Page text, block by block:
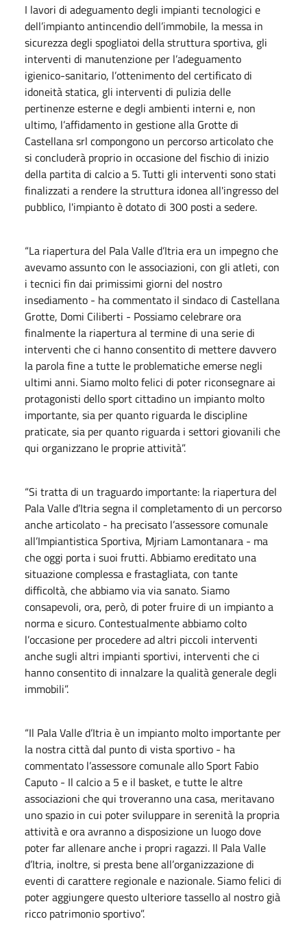
I lavori di adeguamento degli impianti tecnologici e
dell’impianto antincendio dell’immobile, la messa in
sicurezza degli spogliatoi della struttura sportiva, gli
interventi di manutenzione per l’adeguamento
igienico-sanitario, l’ottenimento del certificato di
idoneità statica, gli interventi di pulizia delle
pertinenze esterne e degli ambienti interni e, non
ultimo, l’affidamento in gestione alla Grotte di
Castellana srl compongono un percorso articolato che
si concluderà proprio in occasione del fischio di inizio
della partita di calcio a 5. Tutti gli interventi sono stati
finalizzati a rendere la struttura idonea all'ingresso del
pubblico, l'impianto è dotato di 300 posti a sedere.
“La riapertura del Pala Valle d’Itria era un impegno che
avevamo assunto con le associazioni, con gli atleti, con
i tecnici fin dai primissimi giorni del nostro
insediamento - ha commentato il sindaco di Castellana
Grotte, Domi Ciliberti - Possiamo celebrare ora
finalmente la riapertura al termine di una serie di
interventi che ci hanno consentito di mettere davvero
la parola fine a tutte le problematiche emerse negli
ultimi anni. Siamo molto felici di poter riconsegnare ai
protagonisti dello sport cittadino un impianto molto
importante, sia per quanto riguarda le discipline
praticate, sia per quanto riguarda i settori giovanili che
qui organizzano le proprie attività”.
“Si tratta di un traguardo importante: la riapertura del
Pala Valle d’Itria segna il completamento di un percorso
anche articolato - ha precisato l’assessore comunale
all’Impiantistica Sportiva, Mjriam Lamontanara - ma
che oggi porta i suoi frutti. Abbiamo ereditato una
situazione complessa e frastagliata, con tante
difficoltà, che abbiamo via via sanato. Siamo
consapevoli, ora, però, di poter fruire di un impianto a
norma e sicuro. Contestualmente abbiamo colto
l’occasione per procedere ad altri piccoli interventi
anche sugli altri impianti sportivi, interventi che ci
hanno consentito di innalzare la qualità generale degli
immobili”.
“Il Pala Valle d’Itria è un impianto molto importante per
la nostra città dal punto di vista sportivo - ha
commentato l’assessore comunale allo Sport Fabio
Caputo - Il calcio a 5 e il basket, e tutte le altre
associazioni che qui troveranno una casa, meritavano
uno spazio in cui poter sviluppare in serenità la propria
attività e ora avranno a disposizione un luogo dove
poter far allenare anche i propri ragazzi. Il Pala Valle
d’Itria, inoltre, si presta bene all’organizzazione di
eventi di carattere regionale e nazionale. Siamo felici di
poter aggiungere questo ulteriore tassello al nostro già
ricco patrimonio sportivo”.